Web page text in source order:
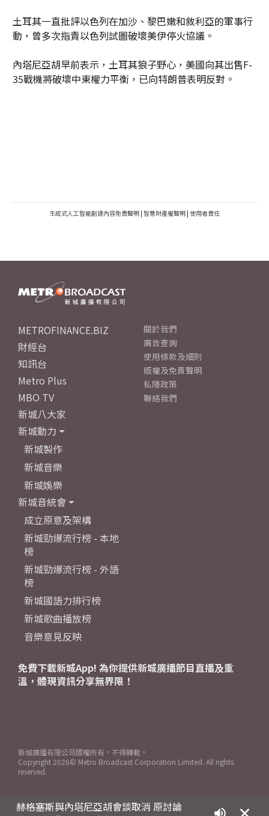
土耳其一直批評以色列在加沙、黎巴嫩和敘利亞的軍事行
動，曾多次指責以色列試圖破壞美伊停火協議。
內塔尼亞胡早前表示，土耳其狼子野心，美國向其出售F-
35戰機將破壞中東權力平衡，已向特朗普表明反對。
生成式人工智能創建內容免責聲明 | 智慧財產權聲明 | 使用者責任
赫格塞斯與內塔尼亞胡會談取消 原討論
METROFINANCE.BIZ
財經台
知訊台
Metro Plus
MBO TV
新城八大家
新城動力
新城製作
新城音樂
新城娛樂
新城音統會
成立原意及架構
新城勁爆流行榜 - 本地
榜
新城勁爆流行榜 - 外語
榜
新城國語力排行榜
新城歌曲播放榜
音樂意見反映
關於我們
廣告查詢
使用條款及細則
版權及免責聲明
私隱政策
聯絡我們
免費下載新城App! 為你提供新城廣播節目直播及重
溫，體現資訊分享無界限！
新城廣播有限公司版權所有，不得轉載。
Copyright 2026© Metro Broadcast Corporation Limited. All rights
reserved.